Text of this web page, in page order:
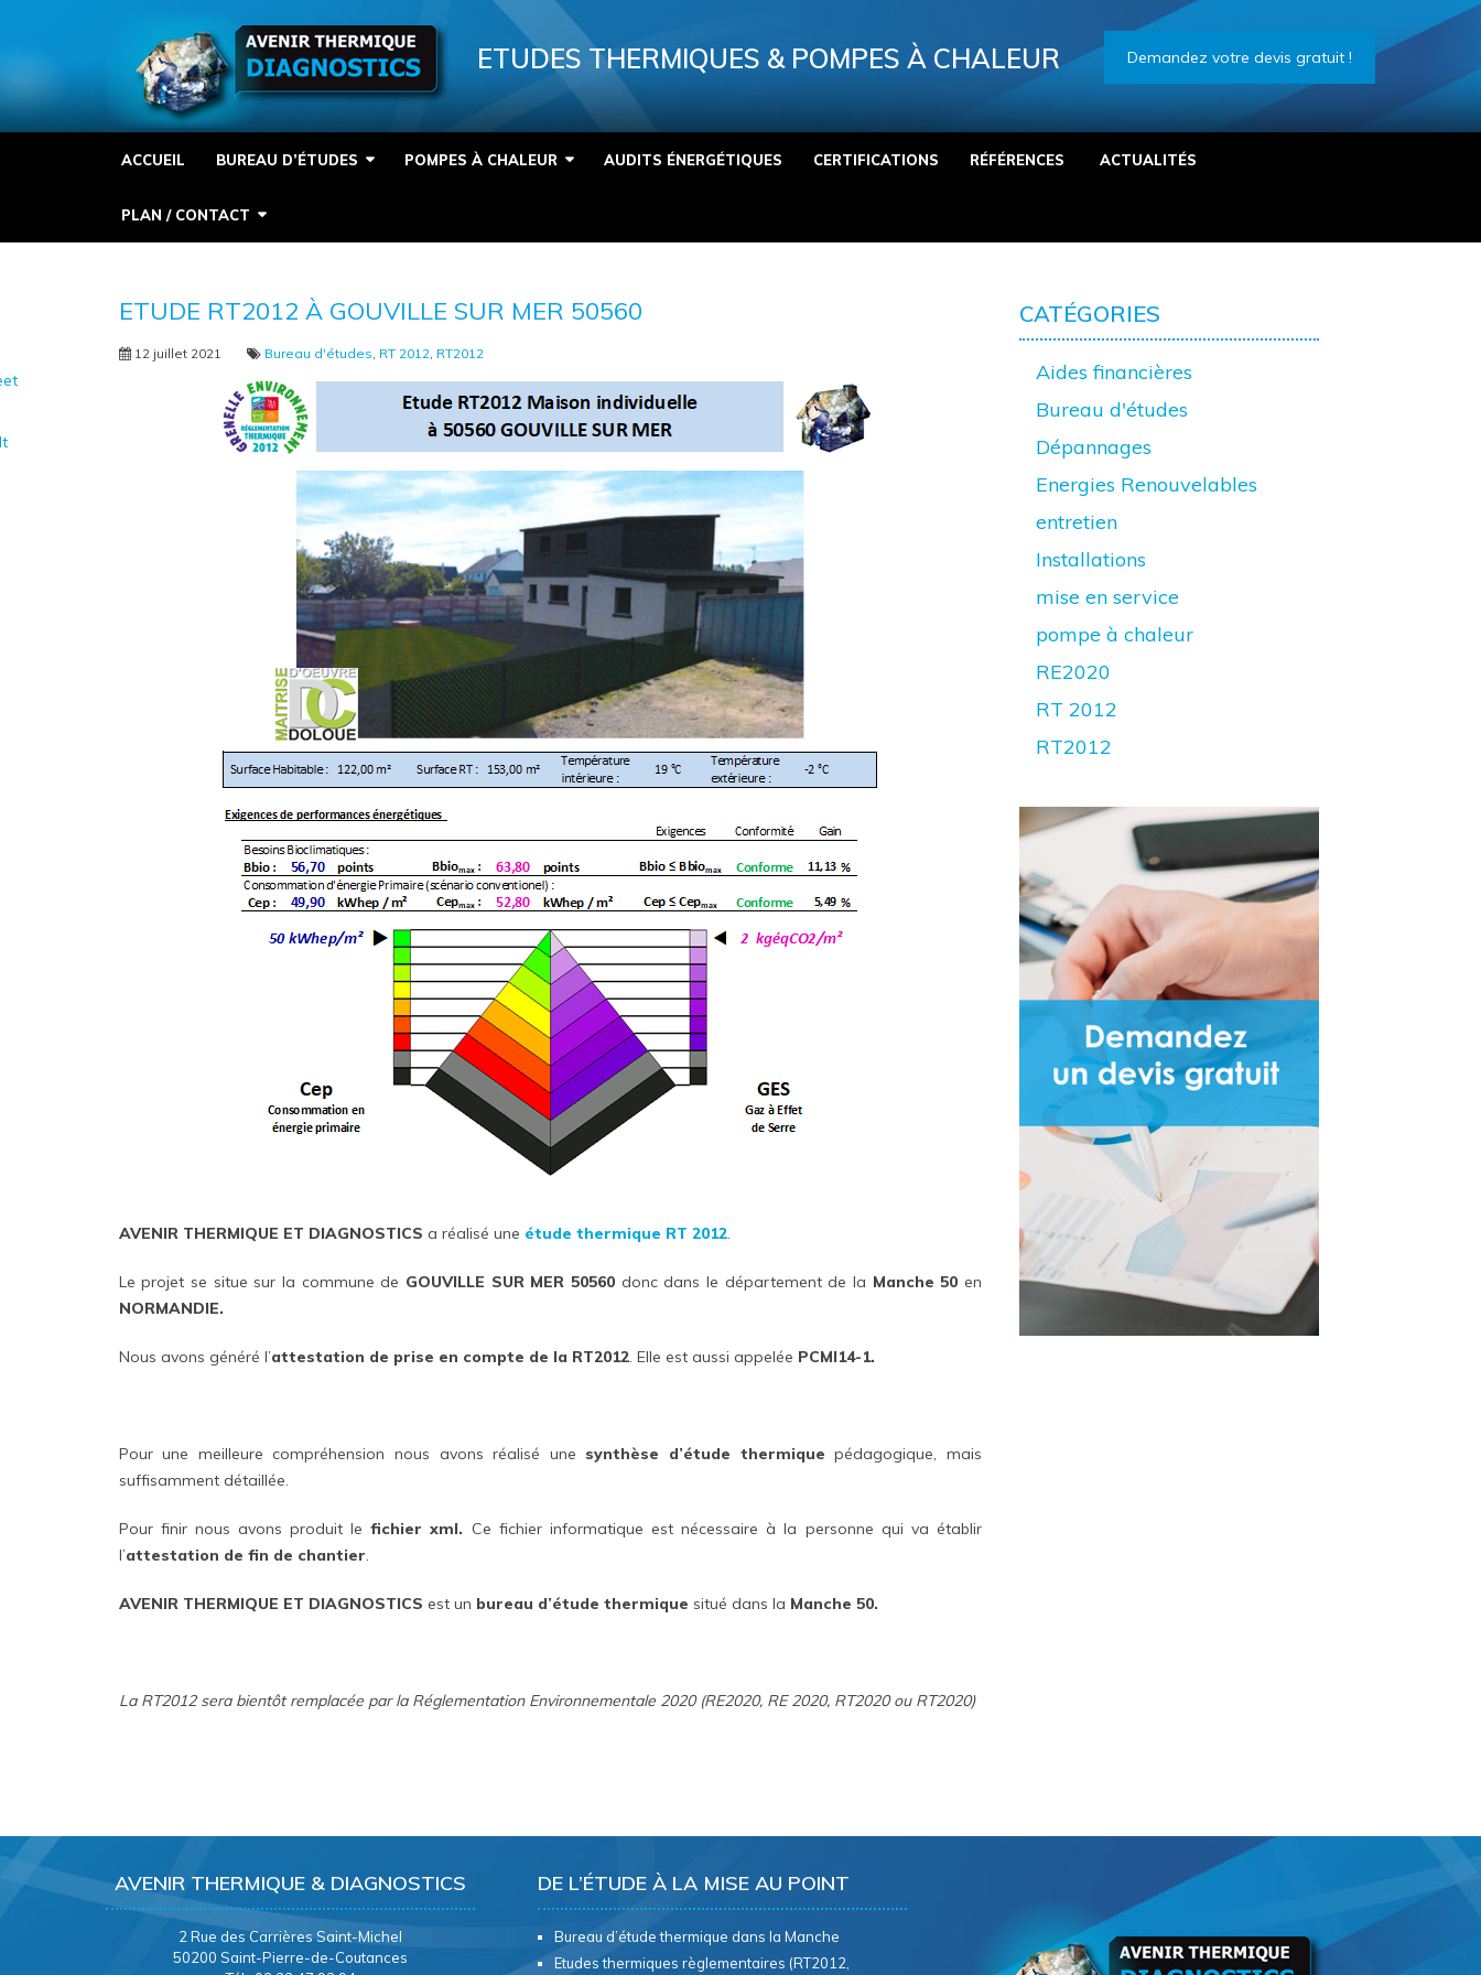
Demandez votre devis gratuit !
ETUDES THERMIQUES & POMPES À CHALEUR
ACCUEIL BUREAU D’ÉTUDES POMPES À CHALEUR AUDITS ÉNERGÉTIQUES CERTIFICATIONS RÉFÉRENCES ACTUALITÉS
PLAN / CONTACT
ETUDE RT2012 À GOUVILLE SUR MER 50560
12 juillet 2021 Bureau d'études RT 2012 RT2012
AVENIR THERMIQUE ET DIAGNOSTICS a réalisé une étude thermique RT 2012.
Le projet se situe sur la commune de GOUVILLE SUR MER 50560 donc dans le département de la Manche 50 en
NORMANDIE.
Nous avons généré l’attestation de prise en compte de la RT2012. Elle est aussi appelée PCMI14-1.
Pour une meilleure compréhension nous avons réalisé une synthèse d’étude thermique pédagogique, mais
suffisamment détaillée.
Pour finir nous avons produit lefichier xml. Ce fichier informatique est nécessaire à la personne qui va établir
l’attestation de fin de chantier
AVENIR THERMIQUE ET DIAGNOSTICS est un bureau d’étude thermique situé dans la Manche 50.
La RT2012 sera bientôt remplacée par la Réglementation Environnementale 2020 (RE2020, RE 2020, RT2020 ou RT2020)
CATÉGORIES
Aides financières
Bureau d'études
Dépannages
Energies Renouvelables
entretien
Installations
mise en service
pompe à chaleur
RE2020
RT 2012
RT2012
AVENIR THERMIQUE & DIAGNOSTICS
2 Rue des Carrières Saint-Michel
50200 Saint-Pierre-de-Coutances
DE L’ÉTUDE À LA MISE AU POINT
Bureau d’étude thermique dans la Manche
Etudes thermiques règlementaires (RT2012,